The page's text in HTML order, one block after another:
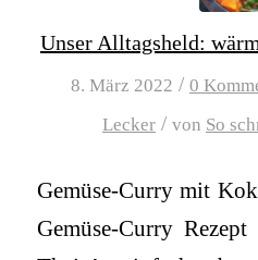
Unser Alltagsheld:
8. März 2022 / 0
Lecker / von So
Gemüse-Curry mit
Gemüse-Curry